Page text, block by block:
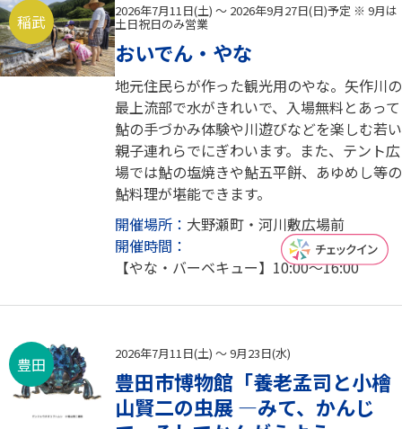
稲武
2026年7月11日(土) ～ 2026年9月27日(日)予定 ※ 9月は
土日祝日のみ営業
おいでん・やな
地元住民らが作った観光用のやな。矢作川の
最上流部で水がきれいで、入場無料とあって
鮎の手づかみ体験や川遊びなどを楽しむ若い
親子連れらでにぎわいます。また、テント広
場では鮎の塩焼きや鮎五平餅、あゆめし等の
鮎料理が堪能できます。
開催場所： 大野瀬町・河川敷広場前
開催時間：
【やな・バーベキュー】10:00～16:00
豊田
2026年7月11日(土) ～ 9月23日(水)
豊田市博物館「養老孟司と小檜
山賢二の虫展 ―みて、かんじ